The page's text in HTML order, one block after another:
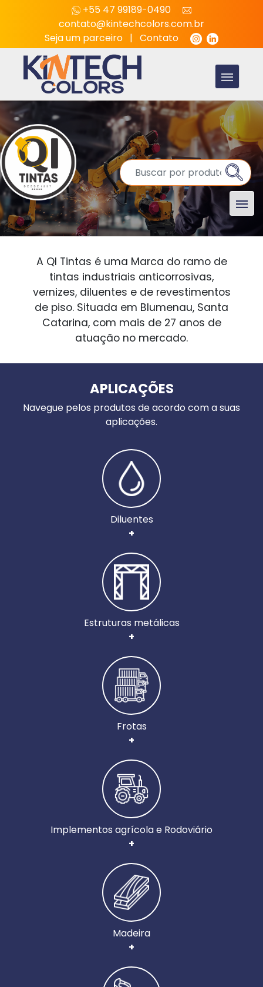
+55 47 99189-0490
contato@kintechcolors.com.br
Seja um parceiro | Contato
A QI Tintas é uma Marca do ramo de
tintas industriais anticorrosivas,
vernizes, diluentes e de revestimentos
de piso. Situada em Blumenau, Santa
Catarina, com mais de 27 anos de
atuação no mercado.
APLICAÇÕES
Navegue pelos produtos de acordo com a suas
aplicações.
Diluentes
+
Estruturas metálicas
+
Frotas
+
Implementos agrícola e Rodoviário
+
Madeira
+